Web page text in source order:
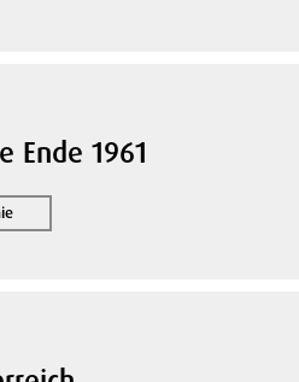
Ende 1961